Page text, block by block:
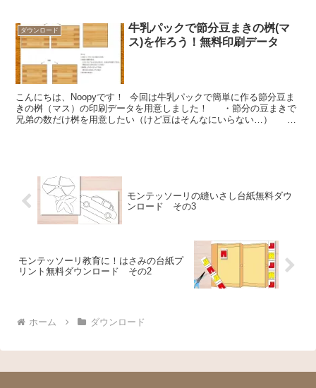
ダウンロード
牛乳パックで節分豆まきの桝(マ
ス)を作ろう！無料印刷データ
こんにちは、Noopyです！ 今回は牛乳パックで簡単に作る節分豆ま
きの桝（マス）の印刷データを用意しました！ ・節分の豆まきで
兄弟の数だけ桝を用意したい（けど豆はそんなにいらない…） ・
モンテッソーリの縫いさし台紙無料ダウ
ンロード その3
モンテッソーリ教育に！はさみの台紙プ
リント無料ダウンロード その2
ホーム ダウンロード